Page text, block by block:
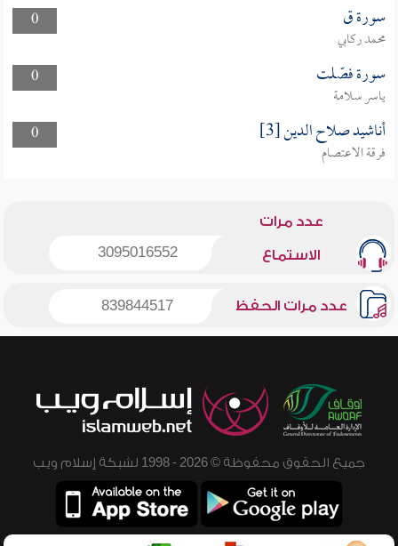
0
سورة ق
محمد ركابي
0
سورة فصّلت
ياسر سلامة
0
أناشيد صلاح الدين [3]
فرقة الاعتصام
عدد مرات
الاستماع 3095016552
عدد مرات الحفظ 839844517
جميع الحقوق محفوظة © 2026 - 1998 لشبكة إسلام ويب